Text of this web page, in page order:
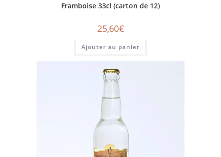
Framboise 33cl (carton de 12)
25,60€
Ajouter au panier